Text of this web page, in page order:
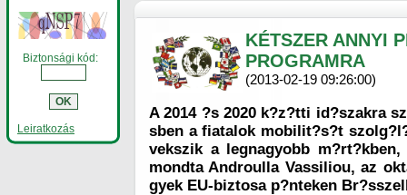
Biztonsági kód:
Leiratkozás
KÉTSZER ANNYI
PROGRAMRA
(2013-02-19 09:26:00)
A 2014 ?s 2020 k?z?tti id?szakra
sben a fiatalok mobilit?s?t
vekszik a legnagyobb
mondta Androulla Vassiliou, az
gyek EU-biztosa p?nteken